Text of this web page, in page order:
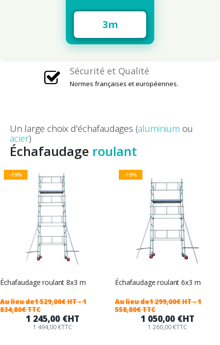
3m
3m
Sécurité et Qualité
Normes françaises et européennes.
Un large choix d'échafaudages (aluminium ou
acier)
Échafaudage roulant
-19%
Échafaudage roulant 8x3 m
Au lieu de1 529,00€ HT- 1
834,80€ TTC
1 245,00 €HT
1 494,00 €TTC
-19%
Échafaudage roulant 6x3 m
Au lieu de1 299,00€ HT- 1
558,80€ TTC
1 050,00 €HT
1 260,00 €TTC